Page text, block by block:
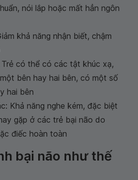
nói lắp hoặc mất hẳn ngôn
khả năng nhận biết, chậm
có thể có các tật khúc xạ,
bên hay hai bên, có một số
hai bên
Khả năng nghe kém, đặc biệt
gặp ở các trẻ bại não do
điếc hoàn toàn
bại não như thế